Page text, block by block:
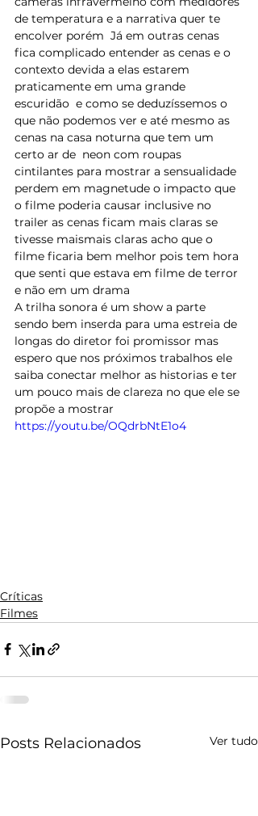
de temperatura e a narrativa quer te
encolver porém  Já em outras cenas
fica complicado entender as cenas e o
contexto devida a elas estarem
praticamente em uma grande
escuridão  e como se deduzíssemos o
que não podemos ver e até mesmo as
cenas na casa noturna que tem um
certo ar de  neon com roupas
cintilantes para mostrar a sensualidade
perdem em magnetude o impacto que
o filme poderia causar inclusive no
trailer as cenas ficam mais claras se
tivesse maismais claras acho que o
filme ficaria bem melhor pois tem hora
que senti que estava em filme de terror
e não em um drama
A trilha sonora é um show a parte
sendo bem inserda para uma estreia de
longas do diretor foi promissor mas
espero que nos próximos trabalhos ele
saiba conectar melhor as historias e ter
um pouco mais de clareza no que ele se
propõe a mostrar
https://youtu.be/OQdrbNtE1o4
Críticas
Filmes
Posts Relacionados Ver tudo